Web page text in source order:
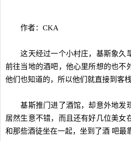
作者：CKA
这天经过一个小村庄，基斯象久
前往当地的酒吧，他心里所想的也不
他们也知道的，所以他们就直接到客
基斯推门进了酒馆，却意外地发
居然生意不错，而且还有好几位美女
和那些酒徒坐在一起，坐到了酒 吧最